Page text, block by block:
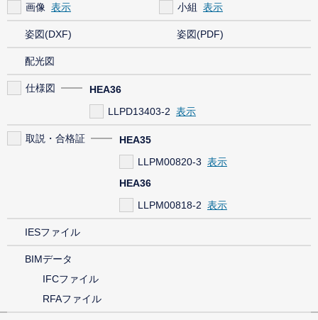
画像 小組
姿図(DXF) 姿図(PDF)
配光図
仕様図
HEA36
LLPD13403-2
取説・合格証
HEA35
LLPM00820-3
HEA36
LLPM00818-2
IESファイル
BIMデータ
IFCファイル
RFAファイル